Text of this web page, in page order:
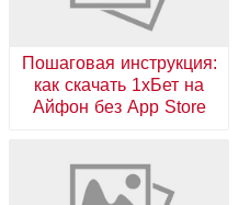
Пошаговая инструкция:
как скачать 1хБет на
Айфон без App Store